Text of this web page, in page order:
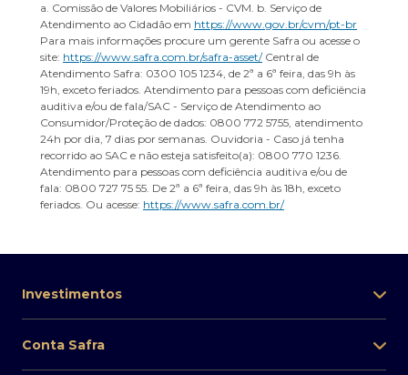
a. Comissão de Valores Mobiliários - CVM. b. Serviço de
Atendimento ao Cidadão em https://www.gov.br/cvm/pt-br
Para mais informações procure um gerente Safra ou acesse o
site: https://www.safra.com.br/safra-asset/Central de
Atendimento Safra: 0300 105 1234, de 2ª a 6ª feira, das 9h às
19h, exceto feriados. Atendimento para pessoas com deficiência
auditiva e/ou de fala/SAC - Serviço de Atendimento ao
Consumidor/Proteção de dados: 0800 772 5755, atendimento
24h por dia, 7 dias por semanas. Ouvidoria - Caso já tenha
recorrido ao SAC e não esteja satisfeito(a): 0800 770 1236.
Atendimento para pessoas com deficiência auditiva e/ou de
fala: 0800 727 75 55. De 2ª a 6ª feira, das 9h às 18h, exceto
feriados. Ou acesse: https://www.safra.com.br/
Investimentos
Conta Safra